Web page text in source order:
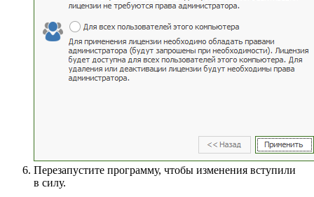
Перезапустите программу, чтобы изменения вступили
в силу.